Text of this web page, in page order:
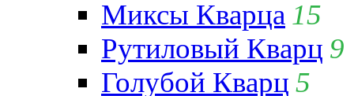
Миксы Кварца 15
Рутиловый Кварц 9
Голубой Кварц 5